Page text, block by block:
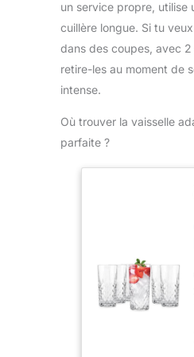
un service propre, utilise
cuillère longue. Si tu
dans des coupes, avec
retire-les au moment de
intense.
Où trouver la vaisselle
parfaite ?